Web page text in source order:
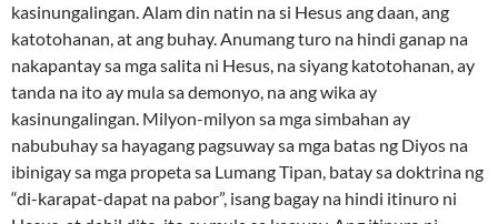
kasinungalingan. Alam din natin na si Hesus ang daan, ang
katotohanan, at ang buhay. Anumang turo na hindi ganap na
nakapantay sa mga salita ni Hesus, na siyang katotohanan, ay
tanda na ito ay mula sa demonyo, na ang wika ay
kasinungalingan. Milyon-milyon sa mga simbahan ay
nabubuhay sa hayagang pagsuway sa mga batas ng Diyos na
ibinigay sa mga propeta sa Lumang Tipan, batay sa doktrina ng
“di-karapat-dapat na pabor”, isang bagay na hindi itinuro ni